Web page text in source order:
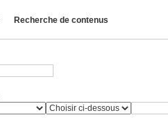
Recherche de contenus